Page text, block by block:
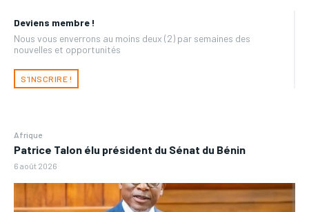
Deviens membre !
Nous vous enverrons au moins deux (2) par semaines des
nouvelles et opportunités
S'INSCRIRE !
Afrique
Patrice Talon élu président du Sénat du Bénin
6 août 2026